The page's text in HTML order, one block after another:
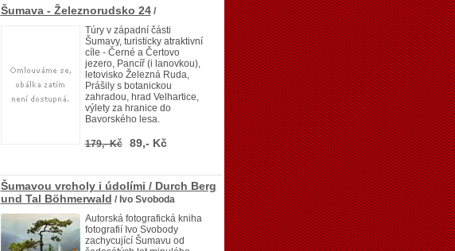
Šumava - Železnorudsko 24/
Túry v západní části
Šumavy, turisticky atraktivní
cíle - Černé a Čertovo
jezero, Pancíř (i lanovkou),
letovisko Železná Ruda,
Prášily s botanickou
zahradou, hrad Velhartice,
výlety za hranice do
Bavorského lesa.
179,- Kč 89,- Kč
Šumavou vrcholy i údolími / Durch Berg
und Tal Böhmerwald / Ivo Svoboda
Autorská fotografická kniha
fotografií Ivo Svobody
zachycující Šumavu od